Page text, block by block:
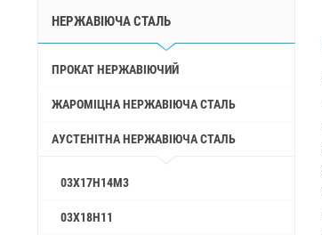
НЕРЖАВІЮЧА СТАЛЬ
ПРОКАТ НЕРЖАВІЮЧИЙ
ЖАРОМІЦНА НЕРЖАВІЮЧА СТАЛЬ
АУСТЕНІТНА НЕРЖАВІЮЧА СТАЛЬ
03Х17Н14М3
03Х18Н11